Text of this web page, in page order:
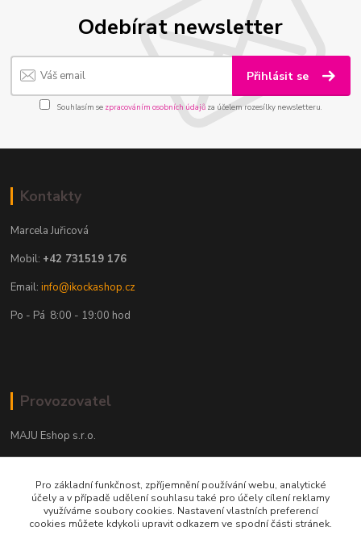
Odebírat newsletter
Přihlásit se
Souhlasím se zpracováním osobních údajůza účelem rozesílky newsletteru.
Kontakty
Marcela Juřicová
Mobil: +42 731519 176
Email:info@ikockashop.cz
Po - Pá 8:00 - 19:00 hod
Provozovatel
MAJU Eshop s.r.o.
702 00 Ostrava
IČ: 09674799
Pro základní funkčnost, zpříjemnění používání webu, analytické
účely a v případě udělení souhlasu také pro účely cílení reklamy
využíváme soubory cookies. Nastavení vlastních preferencí
cookies můžete kdykoli upravit odkazem ve spodní části stránek.